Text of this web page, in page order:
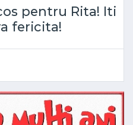
pentru Rita! Iti
fericita!